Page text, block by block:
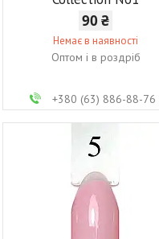
90 ₴
Немає в наявності
Оптом і в роздріб
+380 (63) 886-88-76